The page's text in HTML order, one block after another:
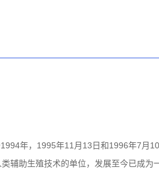
年，1995年11月13日和1996年7月
辅助生殖技术的单位，发展至今已成